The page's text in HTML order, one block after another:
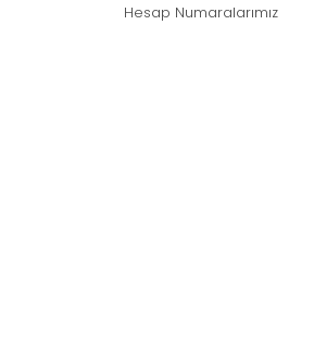
Hesap Numaralarımız